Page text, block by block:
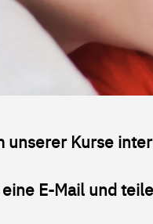
unserer Kurse
E-Mail und